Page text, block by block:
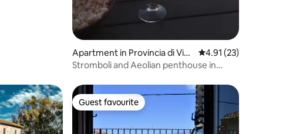
Apartment in Provincia di Vib
o Valentia
4.91 out of 5
4.91 (23)
Stromboli and Aeolian penthouse in
Guest favourite
Guest favourite